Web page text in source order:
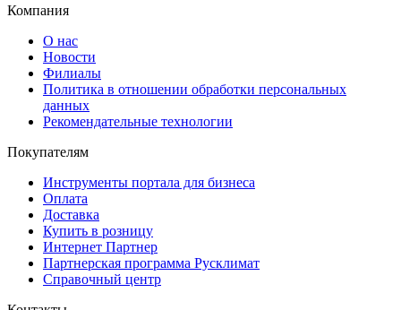
Компания
О нас
Новости
Филиалы
Политика в отношении обработки персональных
данных
Рекомендательные технологии
Покупателям
Инструменты портала для бизнеса
Оплата
Доставка
Купить в розницу
Интернет Партнер
Партнерская программа Русклимат
Справочный центр